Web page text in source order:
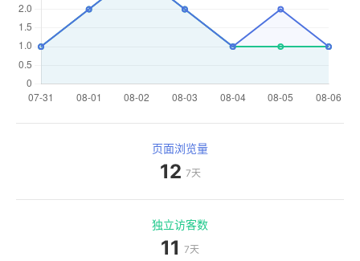
页面浏览量
12 7天
独立访客数
11 7天